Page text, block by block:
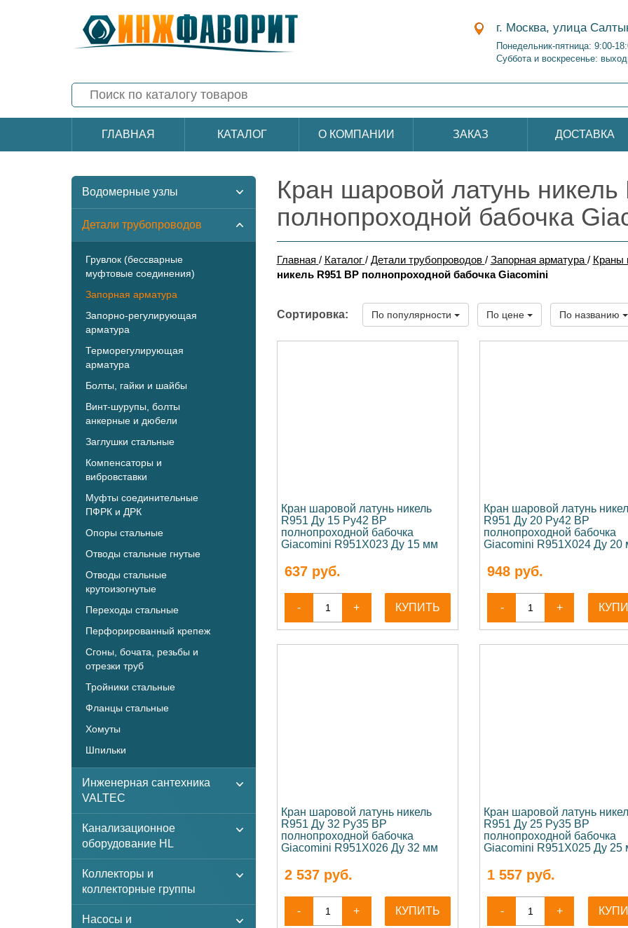
г. Москва, улица
Понедельник-пятница: 9:00-
Суббота и воскресенье:
ГЛАВНАЯ КАТАЛОГ О КОМПАНИИ ЗАКАЗ ДОСТАВКА
Водомерные узлы
Детали трубопроводов
Грувлок (бессварные
муфтовые соединения)
Запорная арматура
Запорно-регулирующая
арматура
Терморегулирующая
арматура
Болты, гайки и шайбы
Винт-шурупы, болты
анкерные и дюбели
Заглушки стальные
Компенсаторы и
вибровставки
Муфты соединительные
ПФРК и ДРК
Опоры стальные
Отводы стальные гнутые
Отводы стальные
крутоизогнутые
Переходы стальные
Перфорированный крепеж
Сгоны, бочата, резьбы и
отрезки труб
Тройники стальные
Фланцы стальные
Хомуты
Шпильки
Инженерная сантехника
VALTEC
Канализационное
оборудование HL
Коллекторы и
коллекторные группы
Насосы и
Кран шаровой латунь
полнопроходной бабочка
Главная / Каталог / Детали трубопроводов / Запорная арматура / Краны
никель R951 ВР полнопроходной бабочка Giacomini
Сортировка: По популярности По цене По названию
Кран шаровой латунь никель
R951 Ду 15 Ру42 ВР
полнопроходной бабочка
Giacomini R951X023 Ду 15 мм
637руб.
- + КУПИТЬ
Кран шаровой латунь
R951 Ду 20 Ру42 ВР
полнопроходной бабочка
Giacomini R951X024 Ду 20
948 руб.
- +
Кран шаровой латунь никель
R951 Ду 32 Ру35 ВР
полнопроходной бабочка
Giacomini R951X026 Ду 32 мм
2 537руб.
- + КУПИТЬ
Кран шаровой латунь
R951 Ду 25 Ру35 ВР
полнопроходной бабочка
Giacomini R951X025 Ду 25
1 557 руб.
- +